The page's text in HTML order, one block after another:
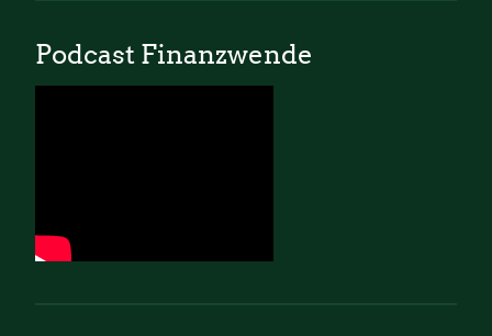
Podcast Finanzwende